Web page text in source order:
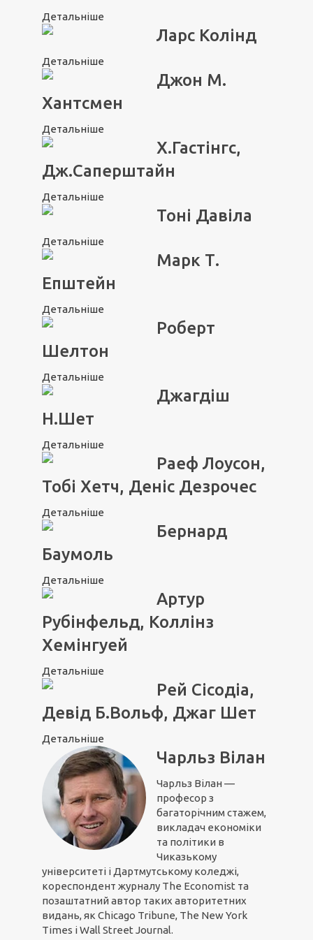
Детальніше
Ларс Колінд
Детальніше
Джон М.
Хантсмен
Детальніше
Х.Гастінгс,
Дж.Саперштайн
Детальніше
Тоні Давіла
Детальніше
Марк Т.
Епштейн
Детальніше
Роберт
Шелтон
Детальніше
Джагдіш
Н.Шет
Детальніше
Раеф Лоусон,
Тобі Хетч, Деніс Дезрочес
Детальніше
Бернард
Баумоль
Детальніше
Артур
Рубінфельд, Коллінз
Хемінгуей
Детальніше
Рей Сісодіа,
Девід Б.Вольф, Джаг Шет
Детальніше
Чарльз Вілан
Чарльз Вілан —
професор з
багаторічним стажем,
викладач економіки
та політики в
Чиказькому
університеті і Дартмутському коледжі,
кореспондент журналу The Economist та
позаштатний автор таких авторитетних
видань, як Chicago Tribune, The New York
Times і Wall Street Journal.